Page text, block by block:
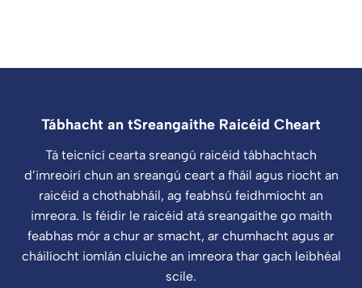
Tábhacht an tSreangaithe Raicéid Cheart
Tá teicnící cearta sreangú raicéid tábhachtach
d’imreoirí chun an sreangú ceart a fháil agus riocht an
raicéid a chothabháil, ag feabhsú feidhmíocht an
imreora. Is féidir le raicéid atá sreangaithe go maith
feabhas mór a chur ar smacht, ar chumhacht agus ar
cháilíocht iomlán cluiche an imreora thar gach leibhéal
scile.